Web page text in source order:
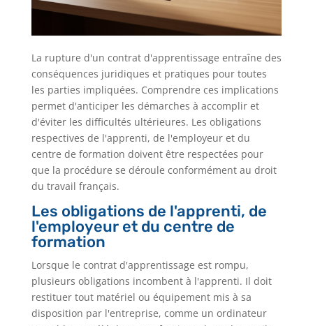
La rupture d'un contrat d'apprentissage entraîne des
conséquences juridiques et pratiques pour toutes
les parties impliquées. Comprendre ces implications
permet d'anticiper les démarches à accomplir et
d'éviter les difficultés ultérieures. Les obligations
respectives de l'apprenti, de l'employeur et du
centre de formation doivent être respectées pour
que la procédure se déroule conformément au droit
du travail français.
Les obligations de l'apprenti, de
l'employeur et du centre de
formation
Lorsque le contrat d'apprentissage est rompu,
plusieurs obligations incombent à l'apprenti. Il doit
restituer tout matériel ou équipement mis à sa
disposition par l'entreprise, comme un ordinateur